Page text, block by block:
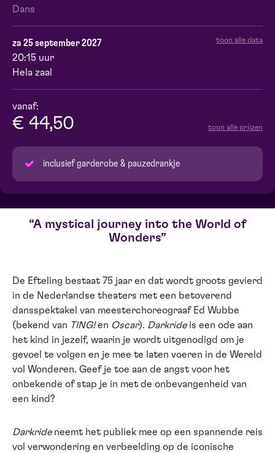
Dans
za 25 september 2027 toon alle data
20:15 uur
Hela zaal
vanaf:
€ 44,50 toon alle prijzen
inclusief garderobe & pauzedrankje
A mystical journey into the World of
Wonders
De Efteling bestaat 75 jaar en dat wordt groots gevierd
in de Nederlandse theaters met een betoverend
dansspektakel van meesterchoreograaf Ed Wubbe
(bekend van TING!en Oscar). Darkride is een ode aan
het kind in jezelf, waarin je wordt uitgenodigd om je
gevoel te volgen en je mee te laten voeren in de Wereld
vol Wonderen. Geef je toe aan de angst voor het
onbekende of stap je in met de onbevangenheid van
een kind?
Darkrideneemt het publiek mee op een spannende reis
vol verwondering en verbeelding op de iconische